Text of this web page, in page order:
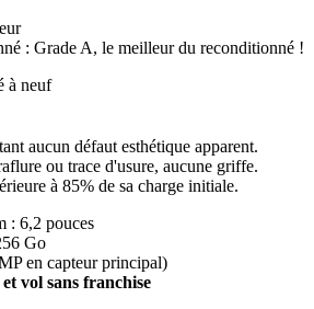
: Grade A, le meilleur du reconditionné !
à neuf
aucun défaut esthétique apparent.
ou trace d'usure, aucune griffe.
à 85% de sa charge initiale.
: 6,2 pouces
Go
en capteur principal)
vol sans franchise